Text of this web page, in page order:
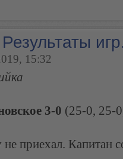
15:32
3-0 (25-0, 25-
приехал. Капитан